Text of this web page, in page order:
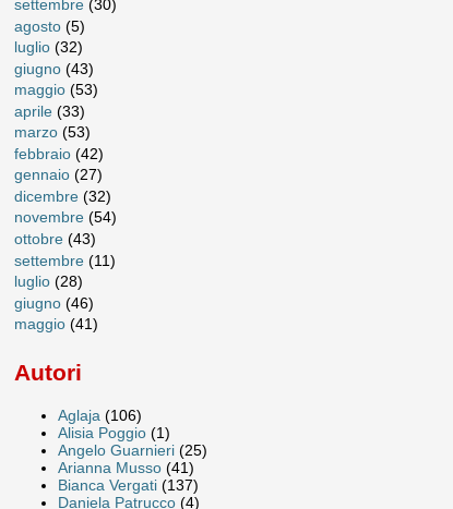
settembre (30)
agosto (5)
luglio (32)
giugno (43)
maggio (53)
aprile (33)
marzo (53)
febbraio (42)
gennaio (27)
dicembre (32)
novembre (54)
ottobre (43)
settembre (11)
luglio (28)
giugno (46)
maggio (41)
Autori
Aglaja (106)
Alisia Poggio (1)
Angelo Guarnieri (25)
Arianna Musso (41)
Bianca Vergati (137)
Daniela Patrucco (4)